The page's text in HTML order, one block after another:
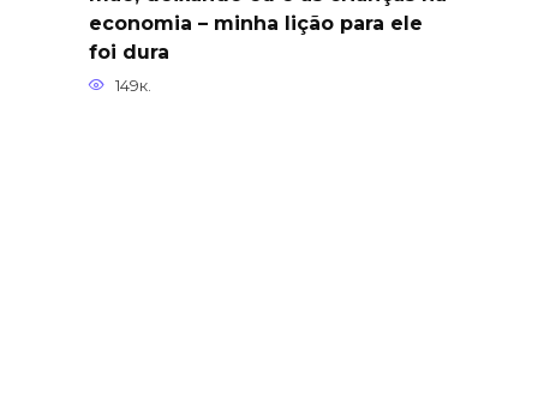
economia – minha lição para ele
foi dura
149к.